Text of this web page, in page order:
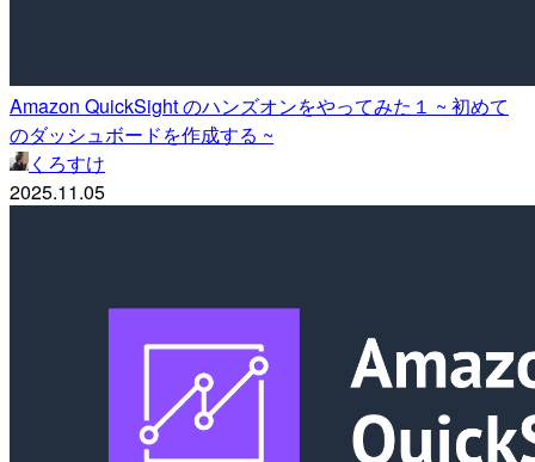
Amazon QuickSight のハンズオンをやってみた１ ~ 初めて
のダッシュボードを作成する ~
くろすけ
2025.11.05